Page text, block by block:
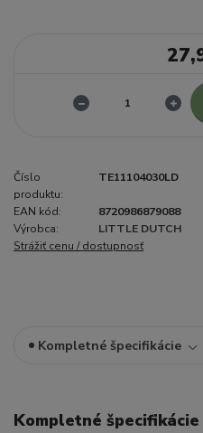
Číslo
produktu:
TE11104030LD
EAN kód:
8720986879088
Výrobca:
LITTLE DUTCH
Strážiť cenu / dostupnosť
Kompletné špecifikácie
Kompletné špecifikácie